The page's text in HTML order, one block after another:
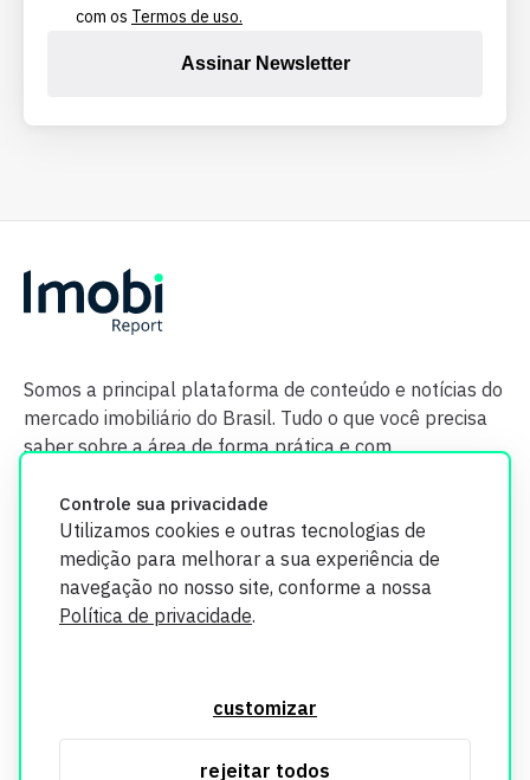
Controle sua privacidade
Utilizamos cookies e outras tecnologias de
medição para melhorar a sua experiência de
navegação no nosso site, conforme a nossa
Política de privacidade.
customizar
rejeitar todos
com os Termos de uso.
Assinar Newsletter
Somos a principal plataforma de conteúdo e notícias do
mercado imobiliário do Brasil. Tudo o que você precisa
saber sobre a área de forma prática e com
segurança. Todos os dados coletados em nosso site são
utilizados exclusivamente para fins de aprimoramento de
informações, consulte nossa Política de Privacidade.